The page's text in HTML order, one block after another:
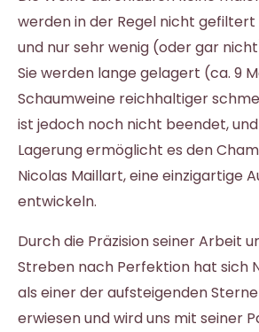
werden in der Regel nicht
und nur sehr wenig (oder gar
Sie werden lange gelagert (ca. 9
Schaumweine reichhaltiger
ist jedoch noch nicht beendet,
Lagerung ermöglicht es den
Nicolas Maillart, eine einzigartige
entwickeln.
Durch die Präzision seiner Arbeit
Streben nach Perfektion hat sich
als einer der aufsteigenden
erwiesen und wird uns mit seiner